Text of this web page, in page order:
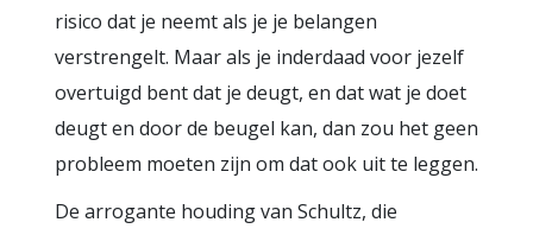
risico dat je neemt als je je belangen
verstrengelt. Maar als je inderdaad voor jezelf
overtuigd bent dat je deugt, en dat wat je doet
deugt en door de beugel kan, dan zou het geen
probleem moeten zijn om dat ook uit te leggen.
De arrogante houding van Schultz, die